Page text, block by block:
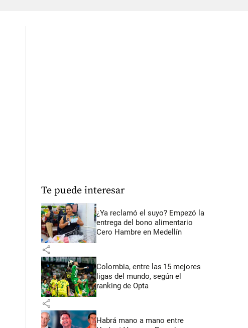
Te puede interesar
¿Ya reclamó el suyo? Empezó la
entrega del bono alimentario
Cero Hambre en Medellín
share
Colombia, entre las 15 mejores
ligas del mundo, según el
ranking de Opta
share
Habrá mano a mano entre